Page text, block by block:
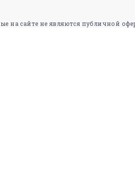
на сайте не являются публичной